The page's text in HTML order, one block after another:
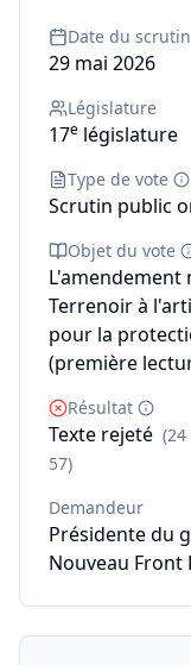
Date du scrutin
29 mai 2026
Législature
17e législature
Type de vote
Scrutin public
Objet du vote
L'amendement
Terrenoir à
pour la
(première
Résultat
Texte rejeté
57)
Demandeur
Présidente du
Nouveau Front